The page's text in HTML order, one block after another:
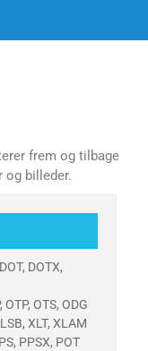
frem og tilbage
og billeder.
DOTX,
OTP, OTS, ODG
XLT, XLAM
PPSX, POT